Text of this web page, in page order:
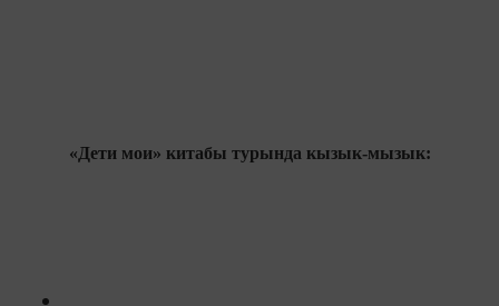
«Дети мои» китабы турында кызык-мызык: